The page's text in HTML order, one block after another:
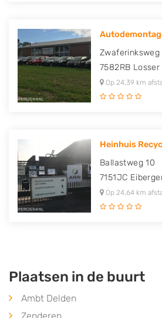
Zwaferinksweg
7582RB Losser
Op 24,39 km
Heinhuis
Ballastweg 10
7151JC
Op 24,64 km
Plaatsen in de buurt
Ambt Delden